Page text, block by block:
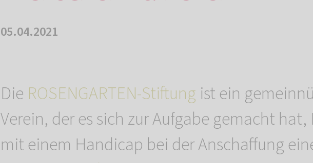
05.04.2021
Die ROSENGARTEN-Stiftung ist ein
Verein, der es sich zur Aufgabe gemacht hat,
mit einem Handicap bei der Anschaffung